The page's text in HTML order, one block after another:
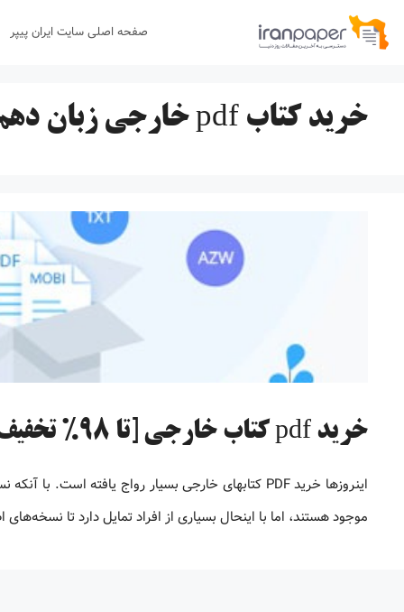
پرش
صفحه اصلی سایت ایران پیپر
خرید کتاب pdf خارجی زبان دهم تجربی
خرید pdf کتاب خارجی [تا 98% تخفیف]
موجود هستند، اما با اینحال بسیاری از افراد تمایل دارد تا